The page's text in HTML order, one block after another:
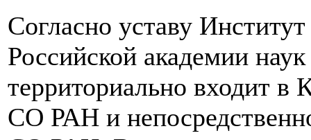
Согласно уставу
Российской академии
территориально входит в
СО РАН и